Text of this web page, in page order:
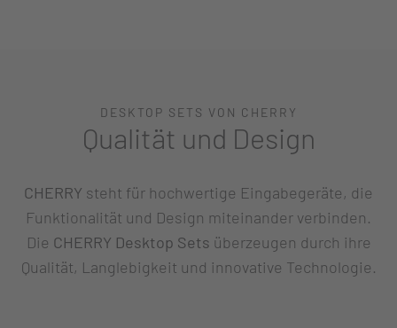
DESKTOP SETS VON CHERRY
Qualität und Design
CHERRY steht für hochwertige Eingabegeräte, die
Funktionalität und Design miteinander verbinden.
Die CHERRY Desktop Sets überzeugen durch ihre
Qualität, Langlebigkeit und innovative Technologie.